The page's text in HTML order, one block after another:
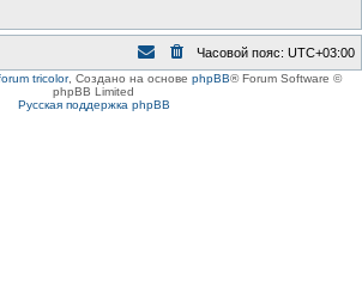
Часовой пояс: UTC+03:00
tricolor, Создано на основе phpBB® Forum Software ©
phpBB Limited
Русская поддержка phpBB